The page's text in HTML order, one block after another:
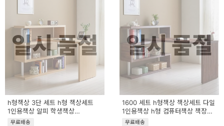
일시 품절
h형책상 3단 세트 h형 책상세트
1인용책상 알피 학생책상
사무실책상 컴퓨터책상 사무용책상
무료배송
일시 품절
1600 세트 h형책상 책상세트 다일
1인용책상 h형 컴퓨터책상 책장
컴퓨터 사무용책상 3단 사무실책상
무료배송